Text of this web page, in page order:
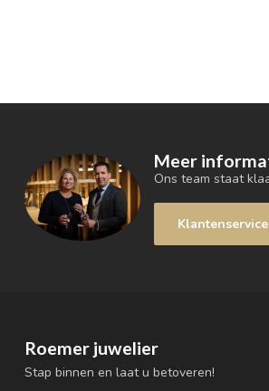
Meer
Ons team staat
Klantenservice
Roemer juwelier
Stap binnen en laat u betoveren!